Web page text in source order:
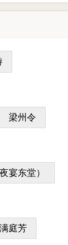
梁州令
宴东堂）
庭芳